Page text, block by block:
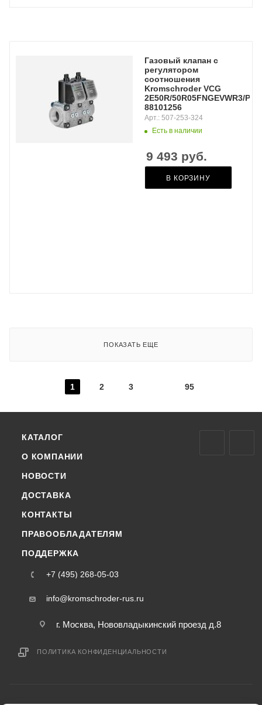
Газовый клапан с
регулятором
соотношения
Kromschroder VCG
2E50R/50R05FNGEVWR3/
88101256
Есть в наличии
Арт.: 507-253-324
9 493 руб.
В КОРЗИНУ
ПОКАЗАТЬ ЕЩЕ
1 2 3 95
КАТАЛОГ
О КОМПАНИИ
НОВОСТИ
ДОСТАВКА
КОНТАКТЫ
ПРАВООБЛАДАТЕЛЯМ
ПОДДЕРЖКА
+7 (495) 268-05-03
info@kromschroder-rus.ru
г. Москва, Нововладыкинский проезд д.8
ПОЛИТИКА КОНФИДЕНЦИАЛЬНОСТИ